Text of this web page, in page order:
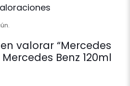
valorar “Mercedes
Benz 120ml